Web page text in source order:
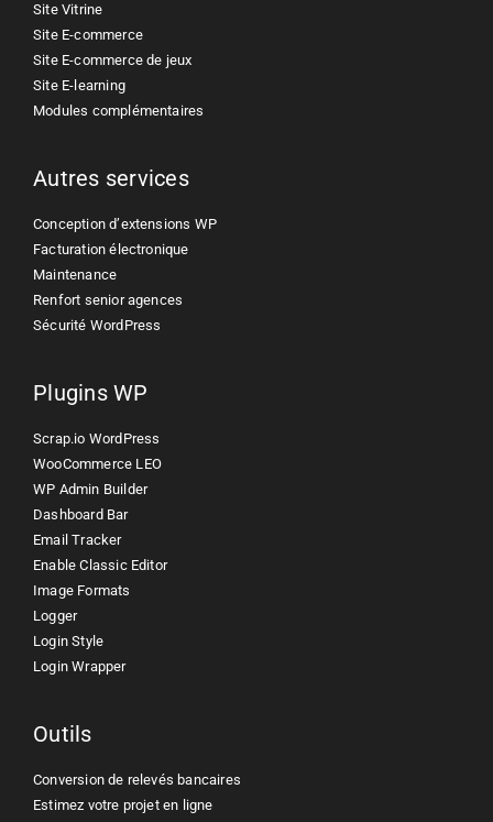
Site Vitrine
Site E-commerce
Site E-commerce de jeux
Site E-learning
Modules complémentaires
Autres services
Conception d’extensions WP
Facturation électronique
Maintenance
Renfort senior agences
Sécurité WordPress
Plugins WP
Scrap.io WordPress
WooCommerce LEO
WP Admin Builder
Dashboard Bar
Email Tracker
Enable Classic Editor
Image Formats
Logger
Login Style
Login Wrapper
Outils
Conversion de relevés bancaires
Estimez votre projet en ligne